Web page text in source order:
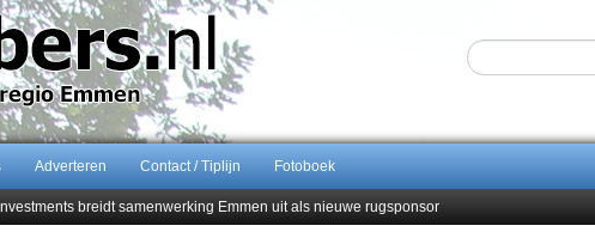
Adverteren Contact / Tiplijn Fotoboek
breidt samenwerking Emmen uit als nieuwe rugsponsor